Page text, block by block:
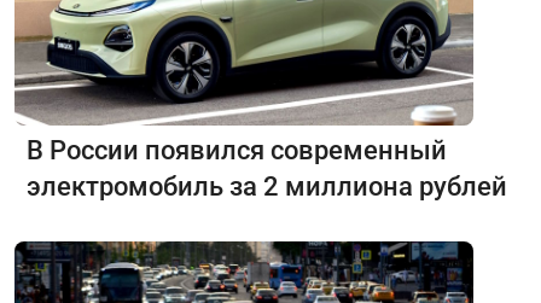
В России появился современный
электромобиль за 2 миллиона рублей